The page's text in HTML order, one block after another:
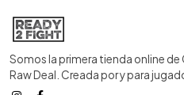
Somos la primera tienda online de
Raw Deal. Creada por y para